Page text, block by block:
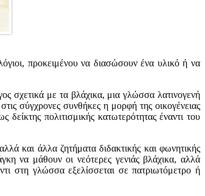
προκειμένου να διασώσουν ένα υλικό ή να
σχετικά με τα βλάχικα, μια γλώσσα λατινογενή
σύγχρονες συνθήκες η μορφή της οικογένειας
πολιτισμικής κατωτερότητας έναντι του
και άλλα ζητήματα διδακτικής και φωνητικής
να μάθουν οι νεότερες γενιάς βλάχικα, αλλά
στη γλώσσα εξελίσσεται σε πατριωτόμετρο ή